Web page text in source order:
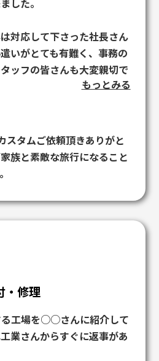
対応して下さった社長さん
いがとても有難く、事務の
ッフの皆さんも大変親切で
加工など技術的にもしっか
をしてくれました。
板金などがありますが次回
にお願いしたいと考えてい
ました。ありがとうござい
もっとみる
スタムご依頼頂きありがと
族と素敵な旅行になること
・修理
工場を○○さんに紹介して
業さんからすぐに返事があ